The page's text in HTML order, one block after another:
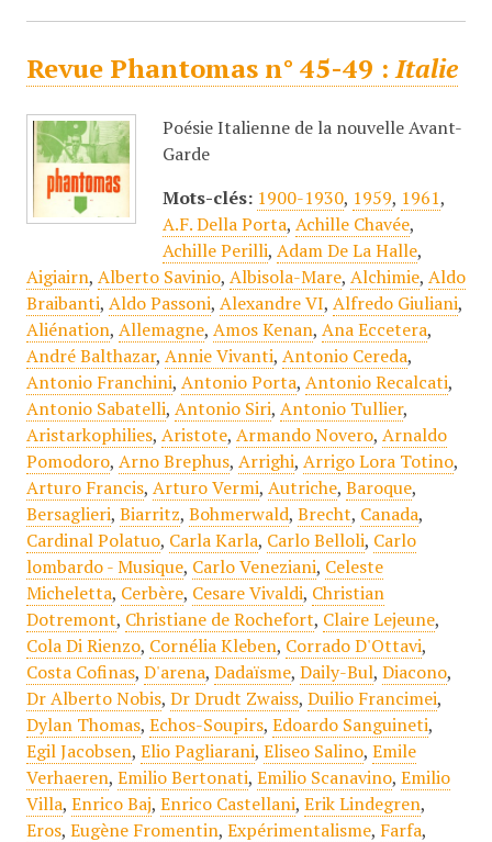
Revue Phantomas n° 45-49 :Italie
Poésie Italienne de la nouvelle Avant-
Garde
Mots-clés: 1900-1930, 1959, 1961,
A.F. Della Porta, Achille Chavée,
Achille Perilli, Adam De La Halle,
Aigiairn, Alberto Savinio, Albisola-Mare, Alchimie, Aldo
Braibanti, Aldo Passoni, Alexandre VI, Alfredo Giuliani,
Aliénation, Allemagne, Amos Kenan, Ana Eccetera,
André Balthazar, Annie Vivanti, Antonio Cereda,
Antonio Franchini, Antonio Porta, Antonio Recalcati,
Antonio Sabatelli, Antonio Siri, Antonio Tullier,
Aristarkophilies, Aristote, Armando Novero, Arnaldo
Pomodoro, Arno Brephus, Arrighi, Arrigo Lora Totino,
Arturo Francis, Arturo Vermi, Autriche, Baroque,
Bersaglieri, Biarritz, Bohmerwald, Brecht, Canada,
Cardinal Polatuo, Carla Karla, Carlo Belloli, Carlo
lombardo - Musique, Carlo Veneziani, Celeste
Micheletta, Cerbère, Cesare Vivaldi, Christian
Dotremont, Christiane de Rochefort, Claire Lejeune,
Cola Di Rienzo, Cornélia Kleben, Corrado D'Ottavi,
Costa Cofinas, D'arena, Dadaïsme, Daily-Bul, Diacono,
Dr Alberto Nobis, Dr Drudt Zwaiss, Duilio Francimei,
Dylan Thomas, Echos-Soupirs, Edoardo Sanguineti,
Egil Jacobsen, Elio Pagliarani, Eliseo Salino, Emile
Verhaeren, Emilio Bertonati, Emilio Scanavino, Emilio
Villa, Enrico Baj, Enrico Castellani, Erik Lindegren,
Eros, Eugène Fromentin, Expérimentalisme, Farfa,